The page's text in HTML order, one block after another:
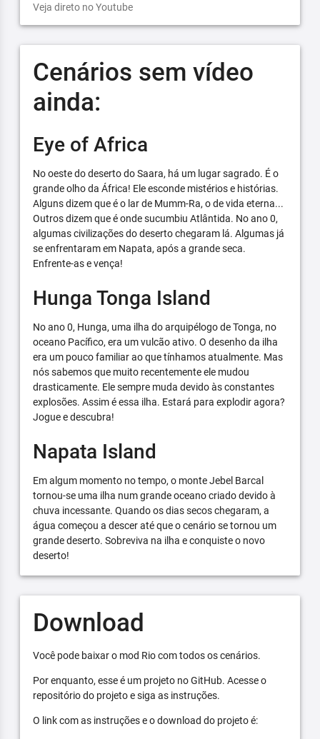
Veja direto no Youtube
Cenários sem vídeo
ainda:
Eye of Africa
No oeste do deserto do Saara, há um lugar sagrado. É o
grande olho da África! Ele esconde mistérios e histórias.
Alguns dizem que é o lar de Mumm-Ra, o de vida eterna...
Outros dizem que é onde sucumbiu Atlântida. No ano 0,
algumas civilizações do deserto chegaram lá. Algumas já
se enfrentaram em Napata, após a grande seca.
Enfrente-as e vença!
Hunga Tonga Island
No ano 0, Hunga, uma ilha do arquipélogo de Tonga, no
oceano Pacífico, era um vulcão ativo. O desenho da ilha
era um pouco familiar ao que tínhamos atualmente. Mas
nós sabemos que muito recentemente ele mudou
drasticamente. Ele sempre muda devido às constantes
explosões. Assim é essa ilha. Estará para explodir agora?
Jogue e descubra!
Napata Island
Em algum momento no tempo, o monte Jebel Barcal
tornou-se uma ilha num grande oceano criado devido à
chuva incessante. Quando os dias secos chegaram, a
água começou a descer até que o cenário se tornou um
grande deserto. Sobreviva na ilha e conquiste o novo
deserto!
Download
Você pode baixar o mod Rio com todos os cenários.
Por enquanto, esse é um projeto no GitHub. Acesse o
repositório do projeto e siga as instruções.
O link com as instruções e o download do projeto é: